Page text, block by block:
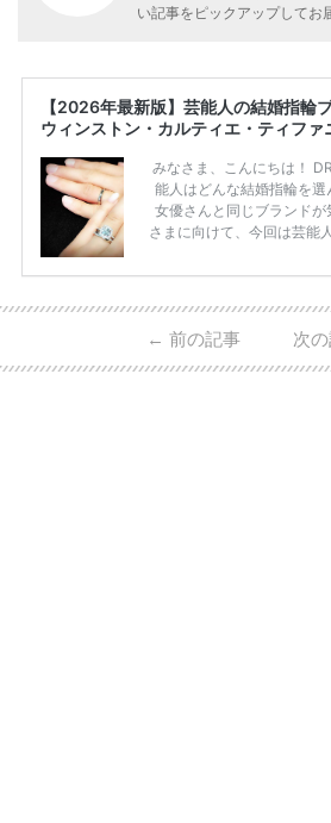
い記事をピックアップしてお
【2026年最新版】芸能人の結婚指輪
ウィンストン・カルティエ・ティフ
みなさま、こんにちは！
能人はどんな結婚指輪を
女優さんと同じブランド
さまに向けて、今回は芸能
ーウィンストンやカルティ
日本で人気のブランドま
・愛用している芸能人夫婦
← 前の記事 次